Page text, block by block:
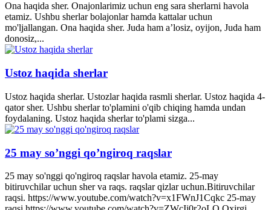
Ona haqida sher. Onajonlarimiz uchun eng sara sherlarni havola
etamiz. Ushbu sherlar bolajonlar hamda kattalar uchun
mo'ljallangan. Ona haqida sher. Juda ham a’losiz, oyijon, Juda ham
donosiz,...
Ustoz haqida sherlar
Ustoz haqida sherlar. Ustozlar haqida rasmli sherlar. Ustoz haqida 4-
qator sher. Ushbu sherlar to'plamini o'qib chiqing hamda undan
foydalaning. Ustoz haqida sherlar to'plami sizga...
25 may so’nggi qo’ngiroq raqslar
25 may so'nggi qo'ngiroq raqslar havola etamiz. 25-may
bitiruvchilar uchun sher va raqs. raqslar qizlar uchun.Bitiruvchilar
raqsi. https://www.youtube.com/watch?v=x1FWnJ1Cqkc 25-may